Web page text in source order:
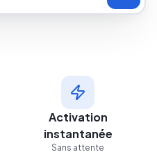
Activation
instantanée
Sans attente